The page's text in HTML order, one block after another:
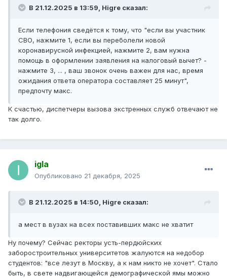
В 21.12.2025 в 13:59, Higre сказал:
Если телефония сведётся к тому, что "если вы участник
СВО, нажмите 1, если вы переболели новой
коронавирусной инфекцией, нажмите 2, вам нужна
помощь в оформлении заявления на налоговый вычет? -
нажмите 3, ... , ваш звонок очень важен для нас, время
ожидания ответа оператора составляет 25 минут",
предпочту макс.
К счастью, диспетчеры вызова экстренных служб отвечают не
так долго.
igla
Опубликовано 21 декабря, 2025
В 21.12.2025 в 14:50, Higre сказал:
а мест в вузах на всех поставивших макс не хватит
Ну почему? Сейчас ректоры усть-пердюйских
заборостроительных университетов жалуются на недобор
студентов: "все лезут в Москву, а к нам никто не хочет". Стало
быть, в свете надвигающейся демографической ямы можно